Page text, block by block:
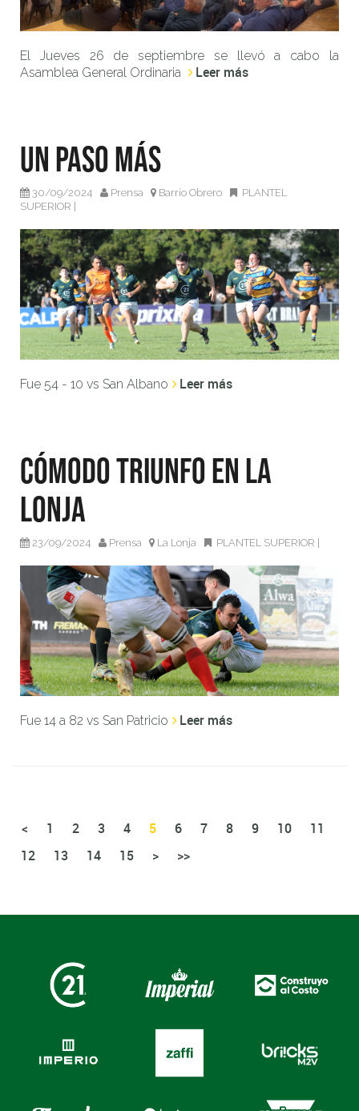
El Jueves 26 de septiembre se llevó a cabo la
Asamblea General Ordinaria
Leer más
Un paso más
30/09/2024 Prensa Barrio Obrero
PLANTEL
SUPERIOR
Fue 54 - 10 vs San Albano Leer más
Cómodo triunfo en la
Lonja
23/09/2024 Prensa La Lonja PLANTEL SUPERIOR
Fue 14 a 82 vs San Patricio Leer más
< 1 2 3 4 5 6 7 8 9 10
11
12
13 14 15 > >>